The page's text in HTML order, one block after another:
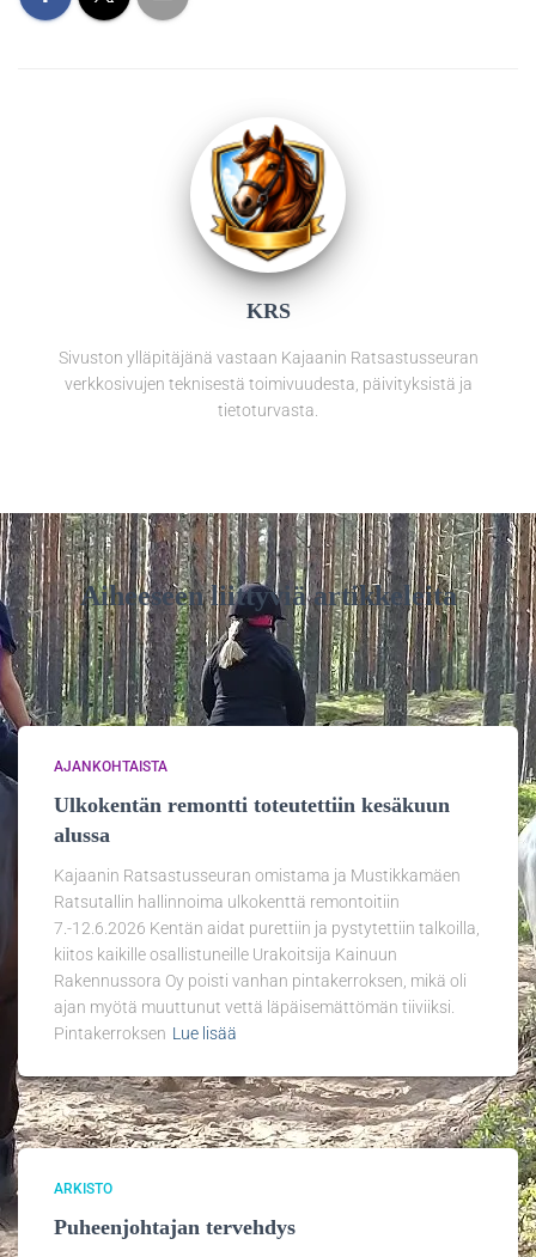
KRS
Sivuston ylläpitäjänä vastaan Kajaanin Ratsastusseuran
verkkosivujen teknisestä toimivuudesta, päivityksistä ja
tietoturvasta.
Aiheeseen liittyviä artikkeleita
AJANKOHTAISTA
Ulkokentän remontti toteutettiin kesäkuun
alussa
Kajaanin Ratsastusseuran omistama ja Mustikkamäen
Ratsutallin hallinnoima ulkokenttä remontoitiin
7.-12.6.2026 Kentän aidat purettiin ja pystytettiin talkoilla,
kiitos kaikille osallistuneille Urakoitsija Kainuun
Rakennussora Oy poisti vanhan pintakerroksen, mikä oli
ajan myötä muuttunut vettä läpäisemättömän tiiviiksi.
Pintakerroksen Lue lisää
ARKISTO
Puheenjohtajan tervehdys